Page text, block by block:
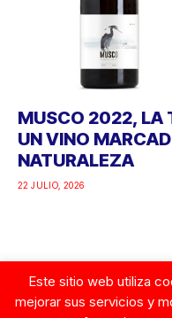
MUSCO 2022, LA
UN VINO
NATURALEZA
22 JULIO, 2026
Google
Este sitio web utiliza
mejorar sus servicios y